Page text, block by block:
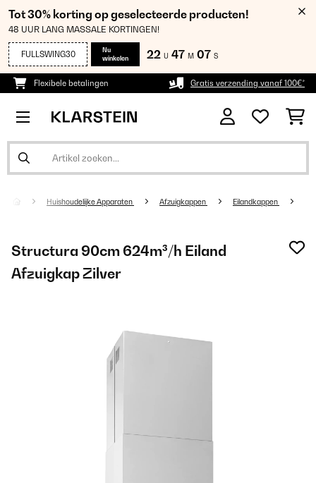
Tot 30% korting op geselecteerde producten!
48 UUR LANG MASSALE KORTINGEN!
FULLSWING30
Nu
winkelen
22 U 47 M 06 S
Flexibele betalingen Gratis verzending vanaf 100€*
Huishoudelijke Apparaten Afzuigkappen Eilandkappen
Structura 90cm 624m³/h Eiland
Afzuigkap Zilver